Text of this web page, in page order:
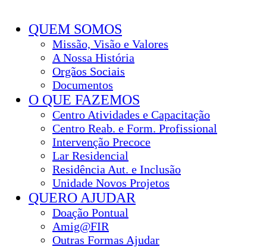
QUEM SOMOS
Missão, Visão e Valores
A Nossa História
Orgãos Sociais
Documentos
O QUE FAZEMOS
Centro Atividades e Capacitação
Centro Reab. e Form. Profissional
Intervenção Precoce
Lar Residencial
Residência Aut. e Inclusão
Unidade Novos Projetos
QUERO AJUDAR
Doação Pontual
Amig@FIR
Outras Formas Ajudar